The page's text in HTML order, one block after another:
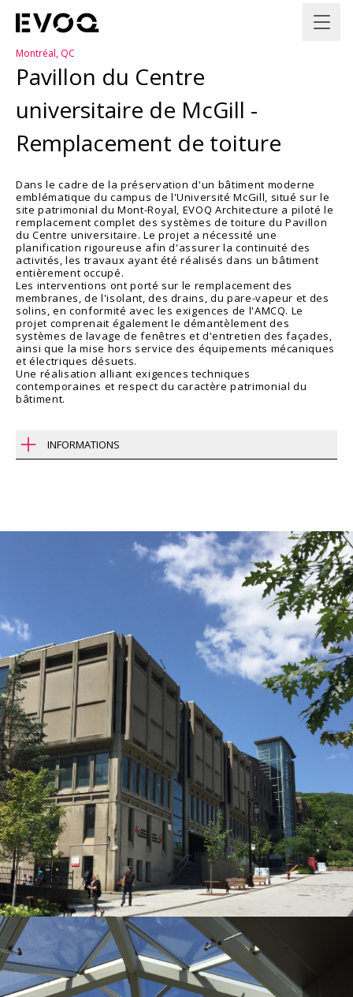
Montréal, QC
Pavillon du Centre
universitaire de McGill -
Remplacement de toiture
Dans le cadre de la préservation d'un bâtiment moderne
emblématique du campus de l'Université McGill, situé sur le
site patrimonial du Mont-Royal, EVOQ Architecture a piloté le
remplacement complet des systèmes de toiture du Pavillon
du Centre universitaire. Le projet a nécessité une
planification rigoureuse afin d'assurer la continuité des
activités, les travaux ayant été réalisés dans un bâtiment
entièrement occupé.
Les interventions ont porté sur le remplacement des
membranes, de l'isolant, des drains, du pare-vapeur et des
solins, en conformité avec les exigences de l'AMCQ. Le
projet comprenait également le démantèlement des
systèmes de lavage de fenêtres et d'entretien des façades,
ainsi que la mise hors service des équipements mécaniques
et électriques désuets.
Une réalisation alliant exigences techniques
contemporaines et respect du caractère patrimonial du
bâtiment.
INFORMATIONS
Année
2021-2024
Contact
Lena Buchinger
514 393-9490 / 294
Équipe
Matteo Cendamo
Lise Desjardins
Camille Piché
David Lecour